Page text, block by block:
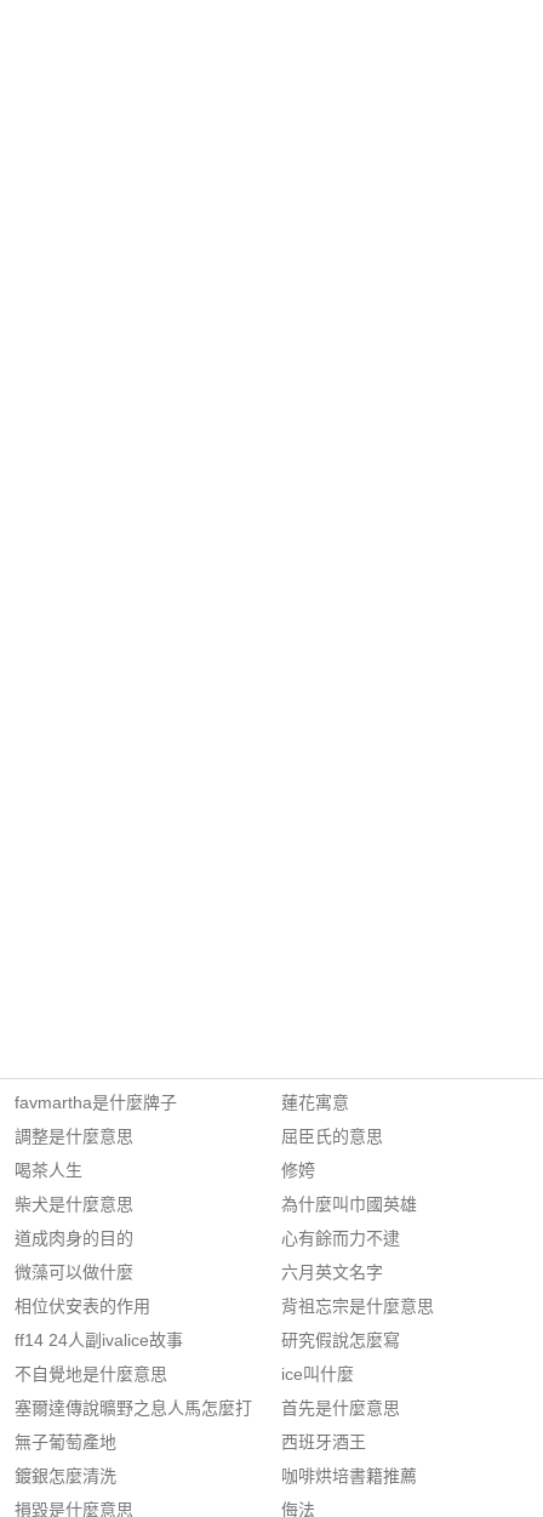
favmartha是什麼牌子
調整是什麼意思
喝茶人生
柴犬是什麼意思
道成肉身的目的
微藻可以做什麼
相位伏安表的作用
ff14 24人副ivalice故事
不自覺地是什麼意思
塞爾達傳說曠野之息人馬怎麼打
無子葡萄產地
鍍銀怎麼清洗
損毀是什麼意思
蓮花寓意
屈臣氏的意思
修姱
為什麼叫巾國英雄
心有餘而力不逮
六月英文名字
背祖忘宗是什麼意思
研究假說怎麼寫
ice叫什麼
首先是什麼意思
西班牙酒王
咖啡烘培書籍推薦
侮法